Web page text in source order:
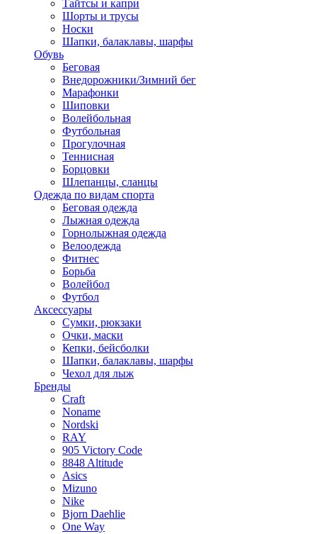
Тайтсы и капри
Шорты и трусы
Носки
Шапки, балаклавы, шарфы
Обувь
Беговая
Внедорожники/Зимний бег
Марафонки
Шиповки
Волейбольная
Футбольная
Прогулочная
Теннисная
Борцовки
Шлепанцы, сланцы
Одежда по видам спорта
Беговая одежда
Лыжная одежда
Горнолыжная одежда
Велоодежда
Фитнес
Борьба
Волейбол
Футбол
Аксессуары
Сумки, рюкзаки
Очки, маски
Кепки, бейсболки
Шапки, балаклавы, шарфы
Чехол для лыж
Бренды
Craft
Noname
Nordski
RAY
905 Victory Code
8848 Altitude
Asics
Mizuno
Nike
Bjorn Daehlie
One Way